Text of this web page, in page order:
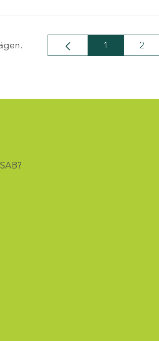
Seite
1 Seite
2